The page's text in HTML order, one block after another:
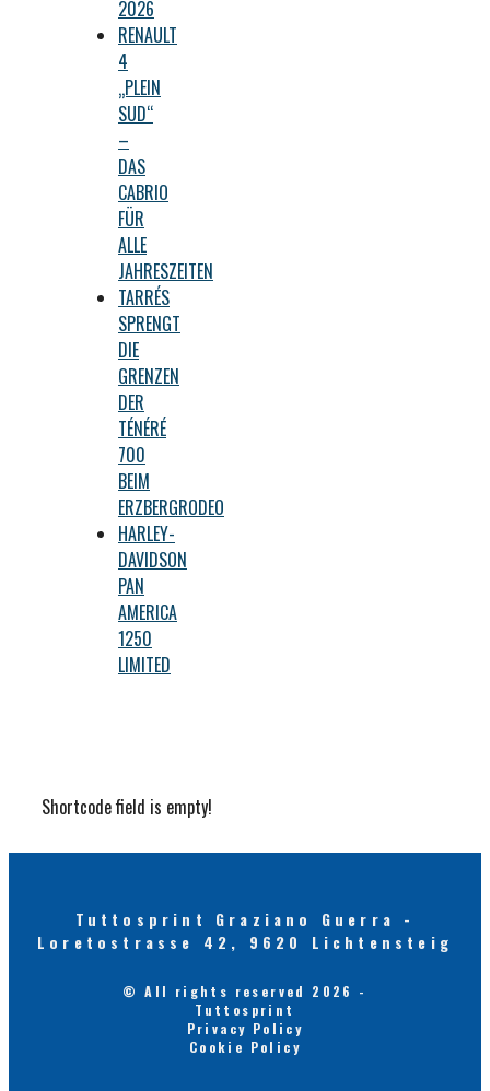
2026
RENAULT
4
„PLEIN
SUD“
–
DAS
CABRIO
FÜR
ALLE
JAHRESZEITEN
TARRÉS
SPRENGT
DIE
GRENZEN
DER
TÉNÉRÉ
700
BEIM
ERZBERGRODEO
HARLEY-
DAVIDSON
PAN
AMERICA
1250
LIMITED
Shortcode field is empty!
Tuttosprint Graziano Guerra -
Loretostrasse 42, 9620 Lichtensteig
© All rights reserved 2026 -
Tuttosprint
Privacy Policy
Cookie Policy